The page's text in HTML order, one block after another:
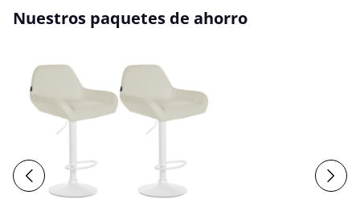
Nuestros paquetes de ahorro